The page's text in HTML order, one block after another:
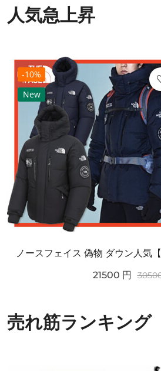
人気急上昇
-10%
New
21500 円
売れ筋ランキング